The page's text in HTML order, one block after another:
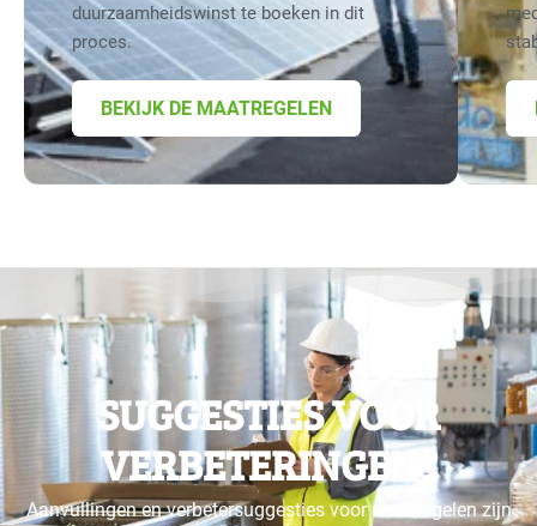
duurzaamheidswinst te boeken in dit
proces.
BEKIJK DE MAATREGELEN
SUGGESTIES VOOR
VERBETERINGEN?
Aanvullingen en verbetersuggesties voor maatregelen zijn